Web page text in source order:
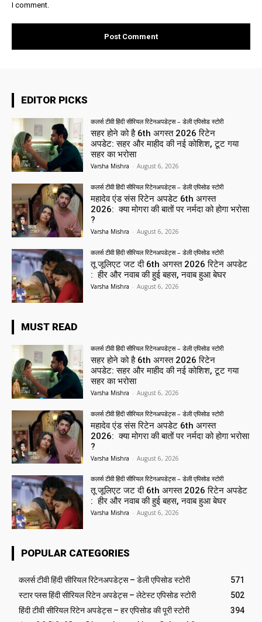
I comment.
EDITOR PICKS
कलर्स टीवी हिंदी सीरियल रिटेनअपडेट्स – डेली एपिसोड स्टोरी
सहर होने को है 6th अगस्त 2026 रिटेन
अपडेट: सहर और माहीद की नई कोशिश, टूट गया
सहर का भरोसा
Varsha Mishra - August 6, 2026
कलर्स टीवी हिंदी सीरियल रिटेनअपडेट्स – डेली एपिसोड स्टोरी
महादेव एंड संस रिटेन अपडेट 6th अगस्त
2026: क्या मोगरा की बातों पर नर्मदा को होगा भरोसा
?
Varsha Mishra - August 6, 2026
कलर्स टीवी हिंदी सीरियल रिटेनअपडेट्स – डेली एपिसोड स्टोरी
तू जूलिएट जट दी 6th अगस्त 2026 रिटेन अपडेट
: हीर और नवाब की हुई बहस, नवाब हुआ बेघर
Varsha Mishra - August 6, 2026
MUST READ
कलर्स टीवी हिंदी सीरियल रिटेनअपडेट्स – डेली एपिसोड स्टोरी
सहर होने को है 6th अगस्त 2026 रिटेन
अपडेट: सहर और माहीद की नई कोशिश, टूट गया
सहर का भरोसा
Varsha Mishra - August 6, 2026
कलर्स टीवी हिंदी सीरियल रिटेनअपडेट्स – डेली एपिसोड स्टोरी
महादेव एंड संस रिटेन अपडेट 6th अगस्त
2026: क्या मोगरा की बातों पर नर्मदा को होगा भरोसा
?
Varsha Mishra - August 6, 2026
कलर्स टीवी हिंदी सीरियल रिटेनअपडेट्स – डेली एपिसोड स्टोरी
तू जूलिएट जट दी 6th अगस्त 2026 रिटेन अपडेट
: हीर और नवाब की हुई बहस, नवाब हुआ बेघर
Varsha Mishra - August 6, 2026
POPULAR CATEGORIES
कलर्स टीवी हिंदी सीरियल रिटेनअपडेट्स – डेली एपिसोड स्टोरी
571
स्टार प्लस हिंदी सीरियल रिटेन अपडेट्स – लेटेस्ट एपिसोड स्टोरी
502
हिंदी टीवी सीरियल रिटेन अपडेट्स – हर एपिसोड की पूरी स्टोरी
394